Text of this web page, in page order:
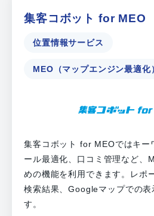
集客コボット for MEO
位置情報サービス
MEO（マップエンジン最適化
集客コボット for MEOではキー
ール最適化、口コミ管理など、
めの機能を利用できます。レポ
検索結果、Googleマップでの表
す。